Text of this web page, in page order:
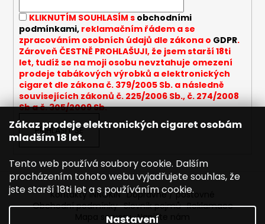
Zákaz prodeje elektronických cigaret osobám
mladším 18 let.
Tento web používá soubory cookie. Dalším
procházením tohoto webu vyjadřujete souhlas, že
jste starší 18ti let a s používáním cookie.
Nastavení
KLIKNUTÍM SOUHLASÍM s obchodními
podmínkami,reklamačním řádem a se
zpracováním osobních údajů dle zákona o GDPR.
Zároveň ČESTNĚ PROHLAŠUJI, že jsem starší 18ti
let, tudíž se na moji osobu nevztahuje omezení
prodeje tabákových výrobků a elektronických
cigaret dle zákona č. 379/2005 Sb. a následně
souvisejících zákonů č. 225/2006 Sb., č. 274/2008
Sb a č. 305/2009 Sb.
PŘIHLÁSIT SE
Kontakty INNOKIN Dopravné / poštovné
Obchodní podmínky Slovník pojmů Reklamace
Mapa serveru Napište nám